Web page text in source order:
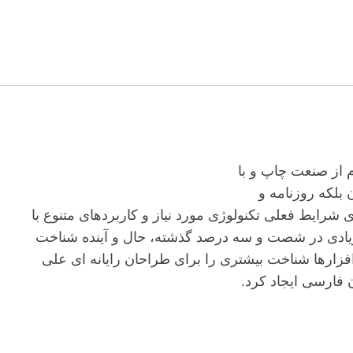
از صنعت چاپ و با
روزنامه و
فعلی تکنولوژی مورد نیاز و کاربردهای متنوع با
زیادی در شصت و سه درصد گذشته، حال و آینده شناخت
شناخت بیشتری را برای طراحان رایانه ای علی
ایجاد کرد.